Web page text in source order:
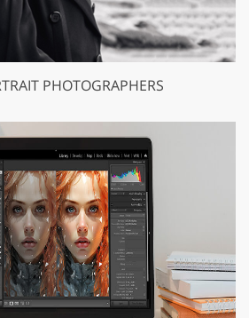
PHOTOGRAPHERS